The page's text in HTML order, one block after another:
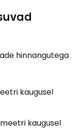
hinnangutega
kaugusel
kaugusel